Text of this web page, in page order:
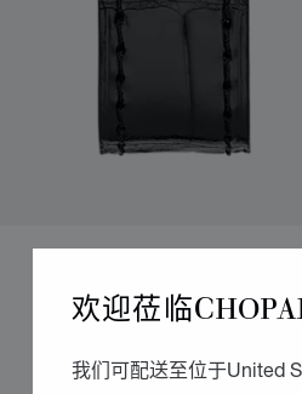
欢迎莅临
我们可配送至位于United